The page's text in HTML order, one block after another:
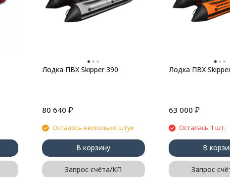
Лодка ПВХ Skipper 390
80 640 ₽
Осталось несколько штук
В корзину
Запрос счёта/КП
Лодка ПВХ
63 000 ₽
Осталась 1 шт.
В
Запрос